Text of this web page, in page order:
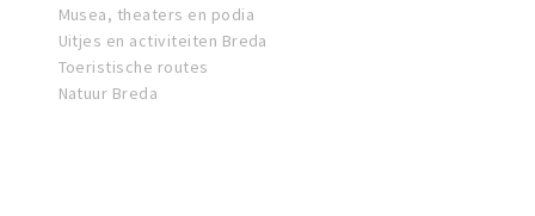
Musea, theaters en podia
Uitjes en activiteiten Breda
Toeristische routes
Natuur Breda